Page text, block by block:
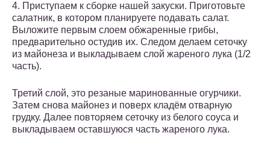
4. Приступаем к сборке нашей закуски. Приготовьте
салатник, в котором планируете подавать салат.
Выложите первым слоем обжаренные грибы,
предварительно остудив их. Следом делаем сеточку
из майонеза и выкладываем слой жареного лука (1/2
часть).
Третий слой, это резаные маринованные огурчики.
Затем снова майонез и поверх кладём отварную
грудку. Далее повторяем сеточку из белого соуса и
выкладываем оставшуюся часть жареного лука.